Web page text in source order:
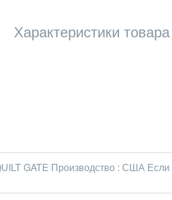
Характеристики товара
GATE Производство : США